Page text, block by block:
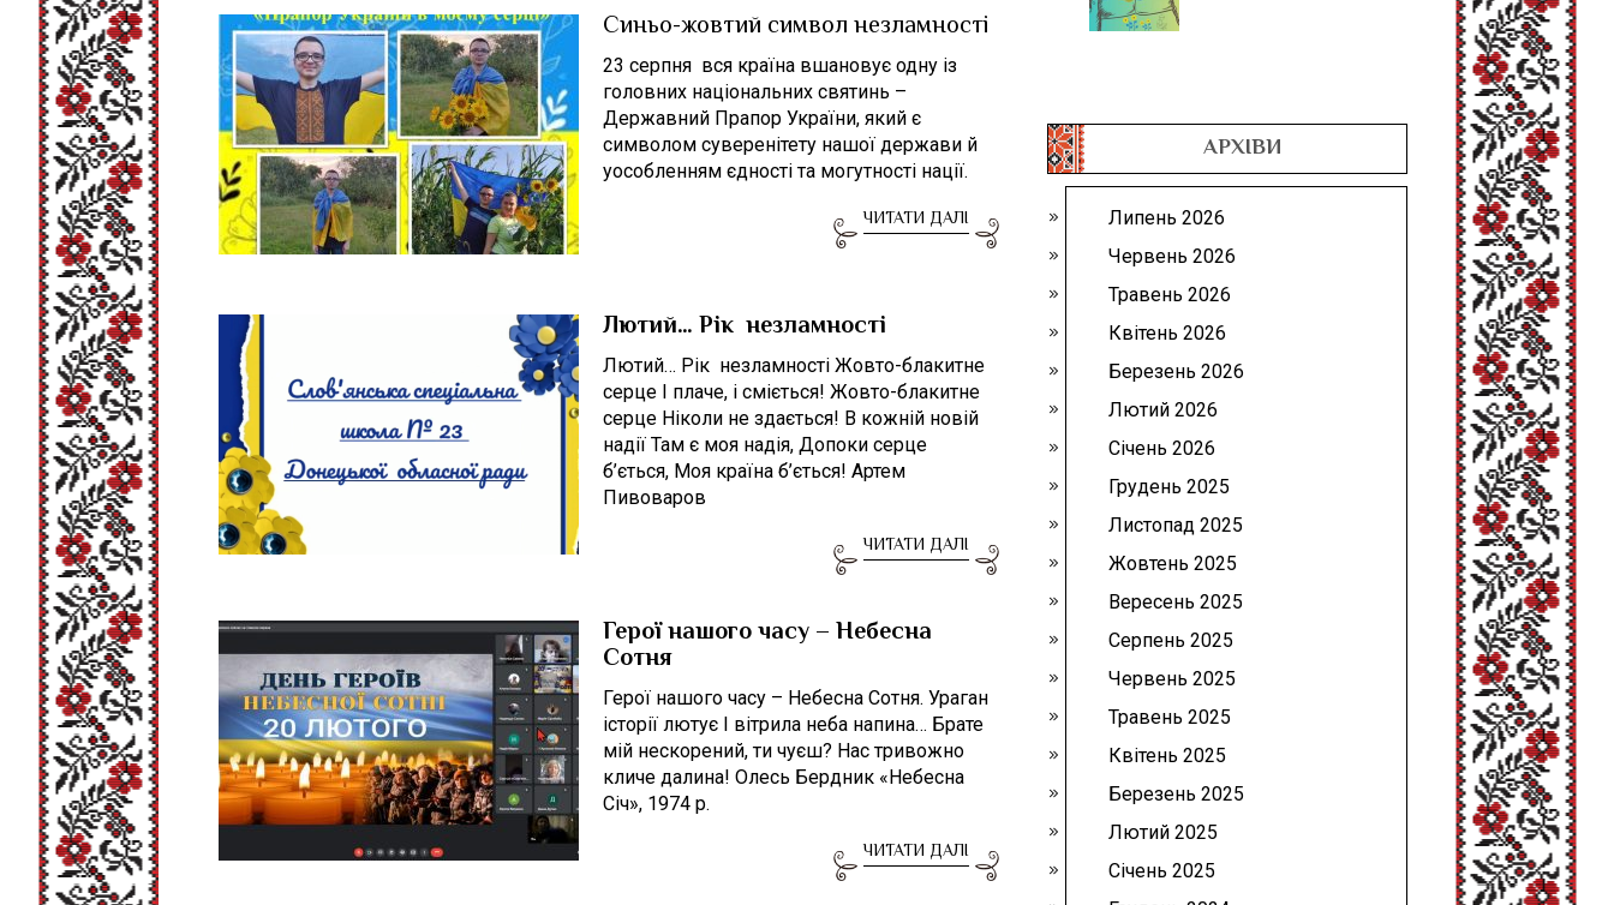
Синьо-жовтий символ незламності
23 серпня вся країна вшановує одну із
головних національних святинь –
Державний Прапор України, який є
символом суверенітету нашої держави й
уособленням єдності та могутності нації.
ЧИТАТИ ДАЛІ
Лютий… Рік незламності
Лютий… Рік незламності Жовто-блакитне
серце І плаче, і сміється! Жовто-блакитне
серце Ніколи не здається! В кожній новій
надії Там є моя надія, Допоки серце
б’ється, Моя країна б’ється! Артем
Пивоваров
ЧИТАТИ ДАЛІ
Герої нашого часу – Небесна
Сотня
Герої нашого часу – Небесна Сотня. Ураган
історії лютує І вітрила неба напина… Брате
мій нескорений, ти чуєш? Нас тривожно
кличе далина! Олесь Бердник «Небесна
Січ», 1974 р.
ЧИТАТИ ДАЛІ
АРХІВИ
Липень 2026
Червень 2026
Травень 2026
Квітень 2026
Березень 2026
Лютий 2026
Січень 2026
Грудень 2025
Листопад 2025
Жовтень 2025
Вересень 2025
Серпень 2025
Червень 2025
Травень 2025
Квітень 2025
Березень 2025
Лютий 2025
Січень 2025